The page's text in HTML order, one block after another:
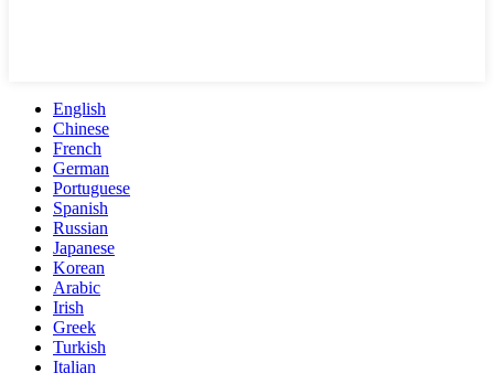
English
Chinese
French
German
Portuguese
Spanish
Russian
Japanese
Korean
Arabic
Irish
Greek
Turkish
Italian